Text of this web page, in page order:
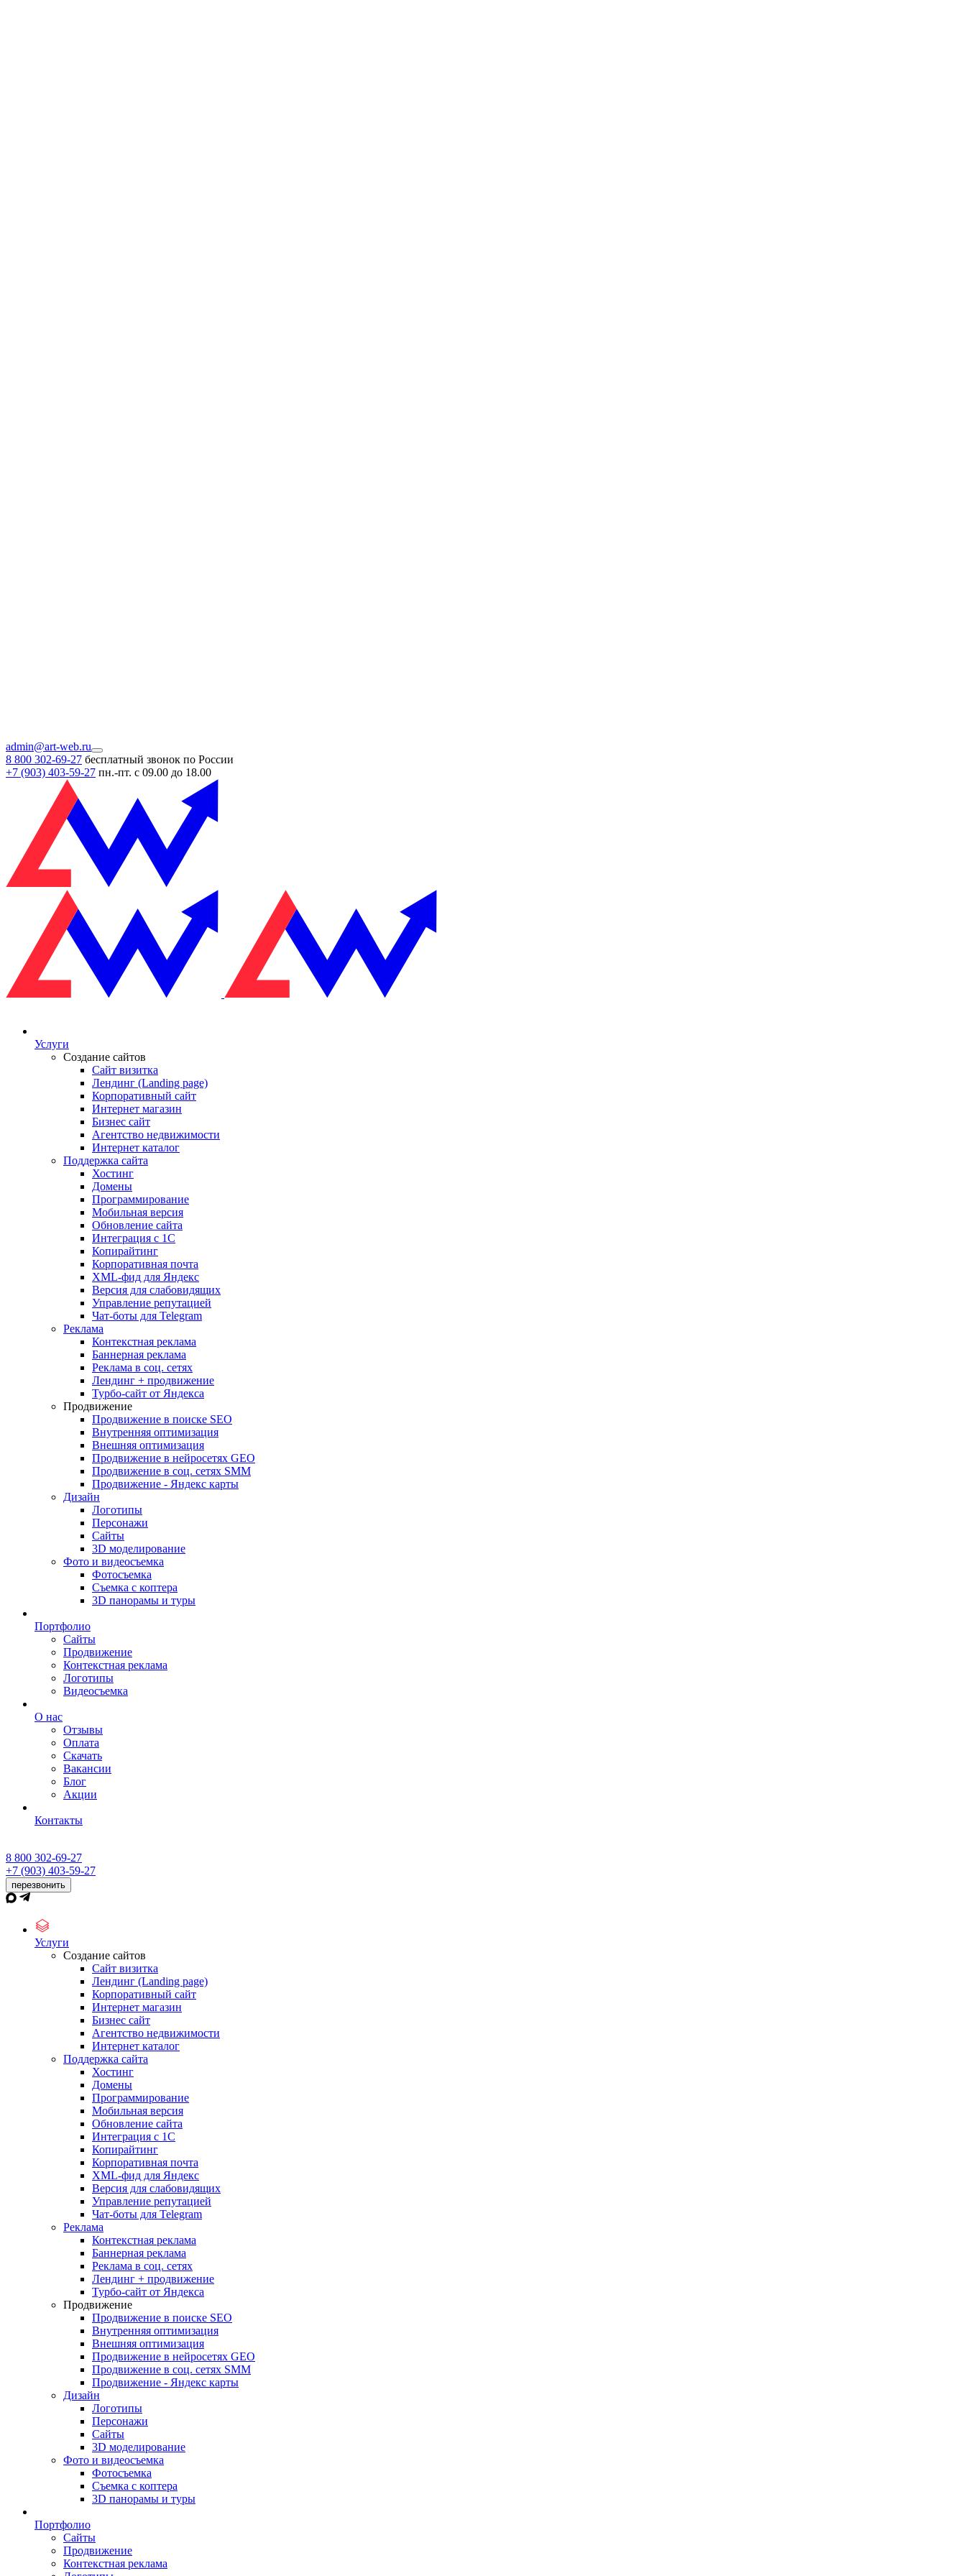
admin@art-web.ru
8 800 302-69-27 бесплатный звонок по России
+7 (903) 403-59-27 пн.-пт. с 09.00 до 18.00
Услуги
Создание сайтов
Сайт визитка
Лендинг (Landing page)
Корпоративный сайт
Интернет магазин
Бизнес сайт
Агентство недвижимости
Интернет каталог
Поддержка сайта
Хостинг
Домены
Программирование
Мобильная версия
Обновление сайта
Интеграция с 1С
Копирайтинг
Корпоративная почта
XML-фид для Яндекс
Версия для слабовидящих
Управление репутацией
Чат-боты для Telegram
Реклама
Контекстная реклама
Баннерная реклама
Реклама в соц. сетях
Лендинг + продвижение
Турбо-сайт от Яндекса
Продвижение
Продвижение в поиске SEO
Внутренняя оптимизация
Внешняя оптимизация
Продвижение в нейросетях GEO
Продвижение в соц. сетях SMM
Продвижение - Яндекс карты
Дизайн
Логотипы
Персонажи
Сайты
3D моделирование
Фото и видеосъемка
Фотосъемка
Съемка с коптера
3D панорамы и туры
Портфолио
Сайты
Продвижение
Контекстная реклама
Логотипы
Видеосъемка
О нас
Отзывы
Оплата
Скачать
Вакансии
Блог
Акции
Контакты
8 800 302-69-27
+7 (903) 403-59-27
перезвонить
Услуги
Создание сайтов
Сайт визитка
Лендинг (Landing page)
Корпоративный сайт
Интернет магазин
Бизнес сайт
Агентство недвижимости
Интернет каталог
Поддержка сайта
Хостинг
Домены
Программирование
Мобильная версия
Обновление сайта
Интеграция с 1С
Копирайтинг
Корпоративная почта
XML-фид для Яндекс
Версия для слабовидящих
Управление репутацией
Чат-боты для Telegram
Реклама
Контекстная реклама
Баннерная реклама
Реклама в соц. сетях
Лендинг + продвижение
Турбо-сайт от Яндекса
Продвижение
Продвижение в поиске SEO
Внутренняя оптимизация
Внешняя оптимизация
Продвижение в нейросетях GEO
Продвижение в соц. сетях SMM
Продвижение - Яндекс карты
Дизайн
Логотипы
Персонажи
Сайты
3D моделирование
Фото и видеосъемка
Фотосъемка
Съемка с коптера
3D панорамы и туры
Портфолио
Сайты
Продвижение
Контекстная реклама